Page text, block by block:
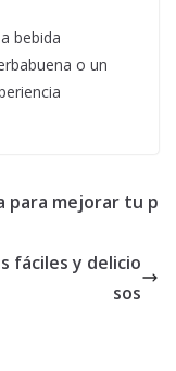
bebida
o un
para mejorar tu p
fáciles y delicio
sos